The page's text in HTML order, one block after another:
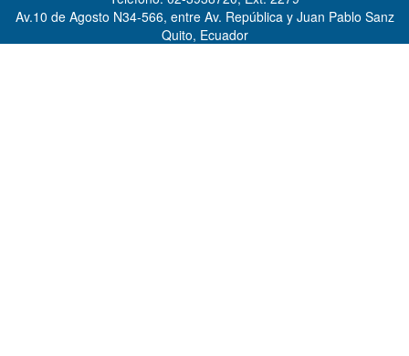
Av.10 de Agosto N34-566, entre Av. República y Juan Pablo Sanz
Quito, Ecuador